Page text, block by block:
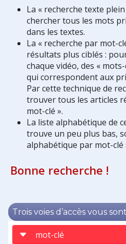
La « recherche texte
chercher tous les mots
dans les textes.
La « recherche par mot-
résultats plus ciblés :
chaque vidéo, des «
qui correspondent aux
Par cette technique de
trouver tous les articles
mot-clé ».
La liste alphabétique de
trouve un peu plus bas,
alphabétique par mot-clé
Bonne recherche !
Trois voies d’accès vous
mot-clé